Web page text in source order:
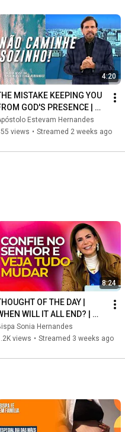
4:20
MISTAKE KEEPING YOU
GOD'S PRESENCE |
ESTEVAM
Estevam Hernandes
views • Streamed 2 weeks ago
8:24
OF THE DAY |
WILL IT ALL END? |
SONIA HERNANDES
Sonia Hernandes
views • Streamed 3 weeks ago